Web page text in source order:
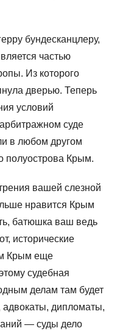
бундесканцлеру,
частью
Из которого
дверью. Теперь
условий
арбитражном суде
в любом другом
полуострова Крым.
вашей слезной
нравится Крым
батюшка ваш ведь
исторические
Крым еще
судебная
делам там будет
адвокаты, дипломаты,
— суды дело